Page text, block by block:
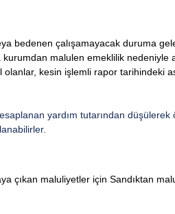
bedenen çalışamayacak duruma
malulen emeklilik nedeniyle
kesin işlemli rapor tarihindeki
yardım tutarından
çıkan maluliyetler için Sandıktan